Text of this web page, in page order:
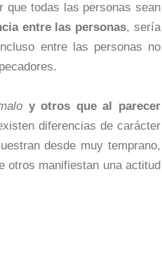
que todas las personas sean
entre las personas, sería
entre las personas no
y otros que al parecer
diferencias de carácter
desde muy temprano,
otros manifiestan una actitud